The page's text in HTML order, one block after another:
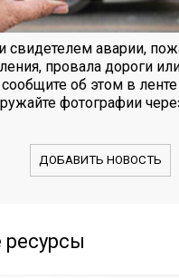
свидетелем аварии,
провала дороги
сообщите об этом в
фотографии
ДОБАВИТЬ НОВОСТЬ